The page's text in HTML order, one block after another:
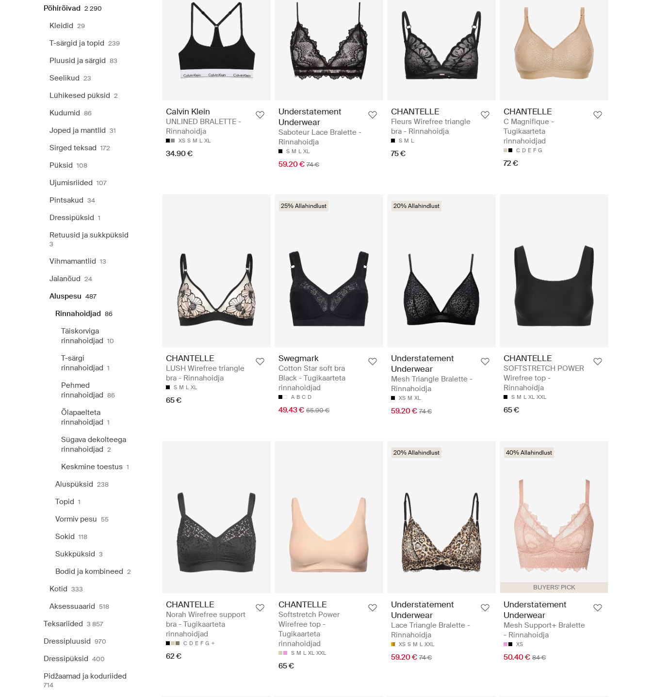
Põhirõivad 2 290
Kleidid 29
T-särgid ja topid 239
Pluusid ja särgid 83
Seelikud 23
Lühikesed püksid 2
Kudumid 86
Joped ja mantlid 31
Sirged teksad 172
Püksid 108
Ujumisriided 107
Pintsakud 34
Dressipüksid 1
Retuusid ja sukkpüksid
3
Vihmamantlid 13
Jalanõud 24
Aluspesu 487
Rinnahoidjad 86
Täiskorviga
rinnahoidjad 10
T-särgi
rinnahoidjad 1
Pehmed
rinnahoidjad 86
Õlapaelteta
rinnahoidjad 1
Sügava dekolteega
rinnahoidjad 2
Keskmine toestus 1
Aluspüksid 238
Topid 1
Vormiv pesu 55
Sokid 118
Sukkpüksid 3
Bodid ja kombineed 2
Kotid 333
Aksessuaarid 518
Teksariided 3 857
Dressipluusid 970
Dressipüksid 400
Pidžaamad ja koduriided
714
Calvin Klein
UNLINED BRALETTE -
Rinnahoidja
XS S M L XL
34.90 €
Understatement
Underwear
Saboteur Lace Bralette -
Rinnahoidja
S M L XL
59.20 € 74 €
CHANTELLE
Fleurs Wirefree triangle
bra - Rinnahoidja
S M L
75 €
CHANTELLE
C Magnifique -
Tugikaarteta
rinnahoidjad
C D E F G
72 €
CHANTELLE
LUSH Wirefree triangle
bra - Rinnahoidja
S M L XL
65 €
25% Allahindlust
Swegmark
Cotton Star soft bra
Black - Tugikaarteta
rinnahoidjad
A B C D
49.43 € 65.90 €
20% Allahindlust
Understatement
Underwear
Mesh Triangle Bralette -
Rinnahoidja
XS M XL
59.20 € 74 €
CHANTELLE
SOFTSTRETCH POWER
Wirefree top -
Rinnahoidja
S M L XL XXL
65 €
CHANTELLE
Norah Wirefree support
bra - Tugikaarteta
rinnahoidjad
C D E F G
62 €
CHANTELLE
Softstretch Power
Wirefree top -
Tugikaarteta
rinnahoidjad
S M L XL XXL
65 €
20% Allahindlust
Understatement
Underwear
Lace Triangle Bralette -
Rinnahoidja
XS S M L XXL
59.20 € 74 €
BUYERS' PICK
40% Allahindlust
Understatement
Underwear
Mesh Support+ Bralette
- Rinnahoidja
XS
50.40 € 84 €